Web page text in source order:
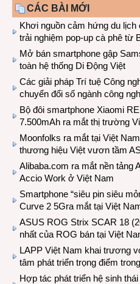
CÁC BÀI MỚI
Khơi nguồn cảm hứng du lịch
trải nghiệm pop-up cà phê từ
Mở bán smartphone gập
toàn hệ thống Di Động Việt
Các giải pháp Trí tuệ Công
chuyển đổi số ngành công
Bộ đôi smartphone Xiaomi
7.500mAh ra mắt thị trường
Moonfolks ra mắt tại Việt
thương hiệu Việt vươn tầm
Alibaba.com ra mắt nền tảng
Accio Work ở Việt Nam
Smartphone “siêu pin siêu
Curve 2 5Gra mắt tại Việt
ASUS ROG Strix SCAR 18
nhất của ROG bán tại Việt
LAPP Việt Nam khai trương
tâm phát triển trọng điểm
Hợp tác phát triển hệ sinh